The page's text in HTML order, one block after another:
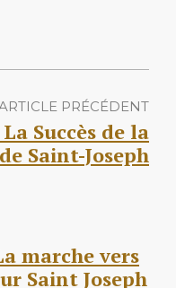
PRÉCÉDENT
Succès de la
Saint-Joseph
marche vers
Saint Joseph